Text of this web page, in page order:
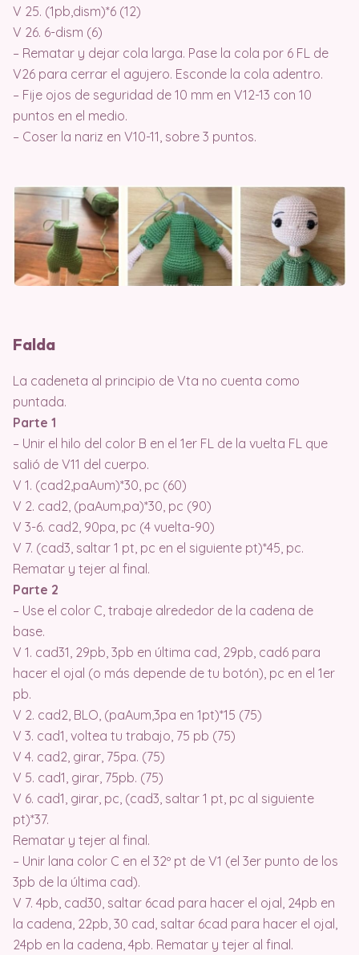
V 25. (1pb,dism)*6 (12)
V 26. 6-dism (6)
– Rematar y dejar cola larga. Pase la cola por 6 FL de
V26 para cerrar el agujero. Esconde la cola adentro.
– Fije ojos de seguridad de 10 mm en V12-13 con 10
puntos en el medio.
– Coser la nariz en V10-11, sobre 3 puntos.
Falda
La cadeneta al principio de Vta no cuenta como
puntada.
Parte 1
– Unir el hilo del color B en el 1er FL de la vuelta FL que
salió de V11 del cuerpo.
V 1. (cad2,paAum)*30, pc (60)
V 2. cad2, (paAum,pa)*30, pc (90)
V 3-6. cad2, 90pa, pc (4 vuelta-90)
V 7. (cad3, saltar 1 pt, pc en el siguiente pt)*45, pc.
Rematar y tejer al final.
Parte 2
– Use el color C, trabaje alrededor de la cadena de
base.
V 1. cad31, 29pb, 3pb en última cad, 29pb, cad6 para
hacer el ojal (o más depende de tu botón), pc en el 1er
pb.
V 2. cad2, BLO, (paAum,3pa en 1pt)*15 (75)
V 3. cad1, voltea tu trabajo, 75 pb (75)
V 4. cad2, girar, 75pa. (75)
V 5. cad1, girar, 75pb. (75)
V 6. cad1, girar, pc, (cad3, saltar 1 pt, pc al siguiente
pt)*37.
Rematar y tejer al final.
– Unir lana color C en el 32º pt de V1 (el 3er punto de los
3pb de la última cad).
V 7. 4pb, cad30, saltar 6cad para hacer el ojal, 24pb en
la cadena, 22pb, 30 cad, saltar 6cad para hacer el ojal,
24pb en la cadena, 4pb. Rematar y tejer al final.